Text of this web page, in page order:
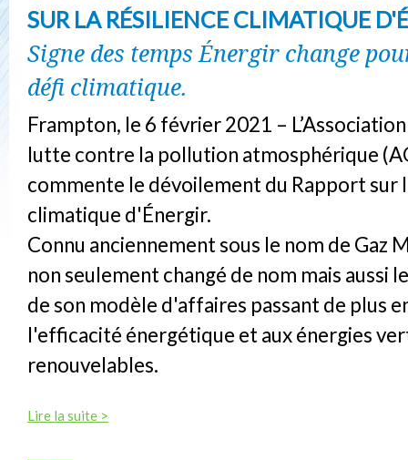
SUR LA RÉSILIENCE CLIMATIQUE
Signe des temps Énergir change
défi climatique.
Frampton, le 6 février 2021 –
lutte contre la pollution atmosphérique
commente le dévoilement du Rapport sur
climatique d'Énergir.
Connu anciennement sous le nom de Gaz
non seulement changé de nom mais aussi
de son modèle d'affaires passant de plus
l'efficacité énergétique et aux énergies
renouvelables.
Lire la suite >